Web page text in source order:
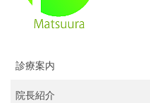
診療案内
院長紹介